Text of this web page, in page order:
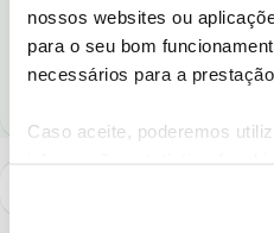
nossos websites ou
para o seu bom
necessários para a
Caso aceite, poderemos
funcionalidades (cookies de
Ajude a comunidade a encontrar
como "Melhor Resposta" e faça